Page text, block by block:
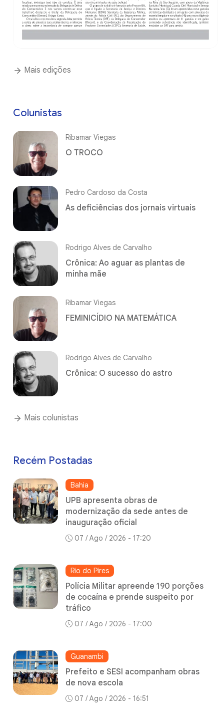
Mais edições
Colunistas
Ribamar Viegas
O TROCO
Pedro Cardoso da Costa
As deficiências dos jornais virtuais
Rodrigo Alves de Carvalho
Crônica: Ao aguar as plantas de
minha mãe
Ribamar Viegas
FEMINICÍDIO NA MATEMÁTICA
Rodrigo Alves de Carvalho
Crônica: O sucesso do astro
Mais colunistas
Recém Postadas
Bahia
UPB apresenta obras de
modernização da sede antes de
inauguração oficial
07 / Ago / 2026 - 17:20
Rio do Pires
Polícia Militar apreende 190 porções
de cocaína e prende suspeito por
tráfico
07 / Ago / 2026 - 17:00
Guanambi
Prefeito e SESI acompanham obras
de nova escola
07 / Ago / 2026 - 16:51